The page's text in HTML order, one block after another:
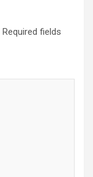
Required fields